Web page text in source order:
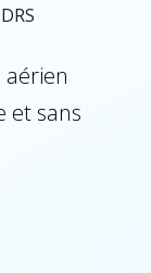
aérien
et sans